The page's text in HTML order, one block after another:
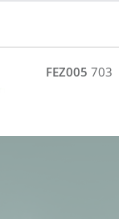
FEZ005 703